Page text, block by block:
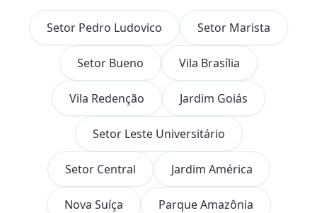
Setor Pedro Ludovico Setor Marista
Setor Bueno Vila Brasília
Vila Redenção Jardim Goiás
Setor Leste Universitário
Setor Central Jardim América
Nova Suíça Parque Amazônia